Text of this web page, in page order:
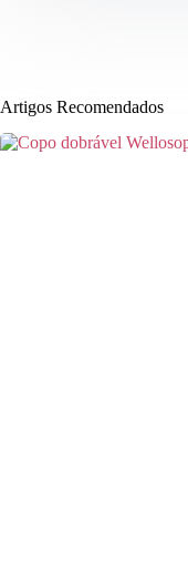
Artigos Recomendados